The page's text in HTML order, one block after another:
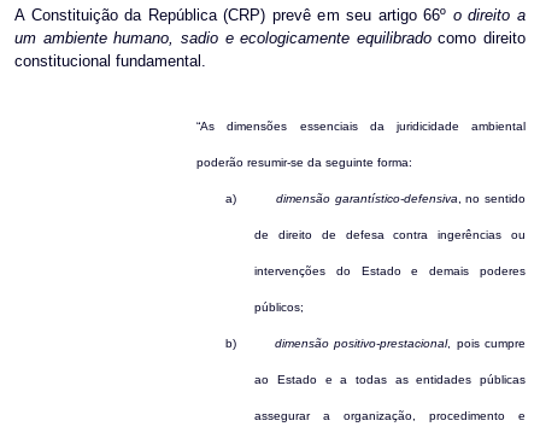
A Constituição da República (CRP) prevê em seu artigo 66º o direito a
um ambiente humano, sadio e ecologicamente equilibradocomo direito
constitucional fundamental.
“As dimensões essenciais da juridicidade ambiental
poderão resumir-se da seguinte forma:
a) dimensão garantístico-defensiva, no sentido
de direito de defesa contra ingerências ou
intervenções do Estado e demais poderes
públicos;
b) dimensão positivo-prestacional, pois cumpre
ao Estado e a todas as entidades públicas
assegurar a organização, procedimento e